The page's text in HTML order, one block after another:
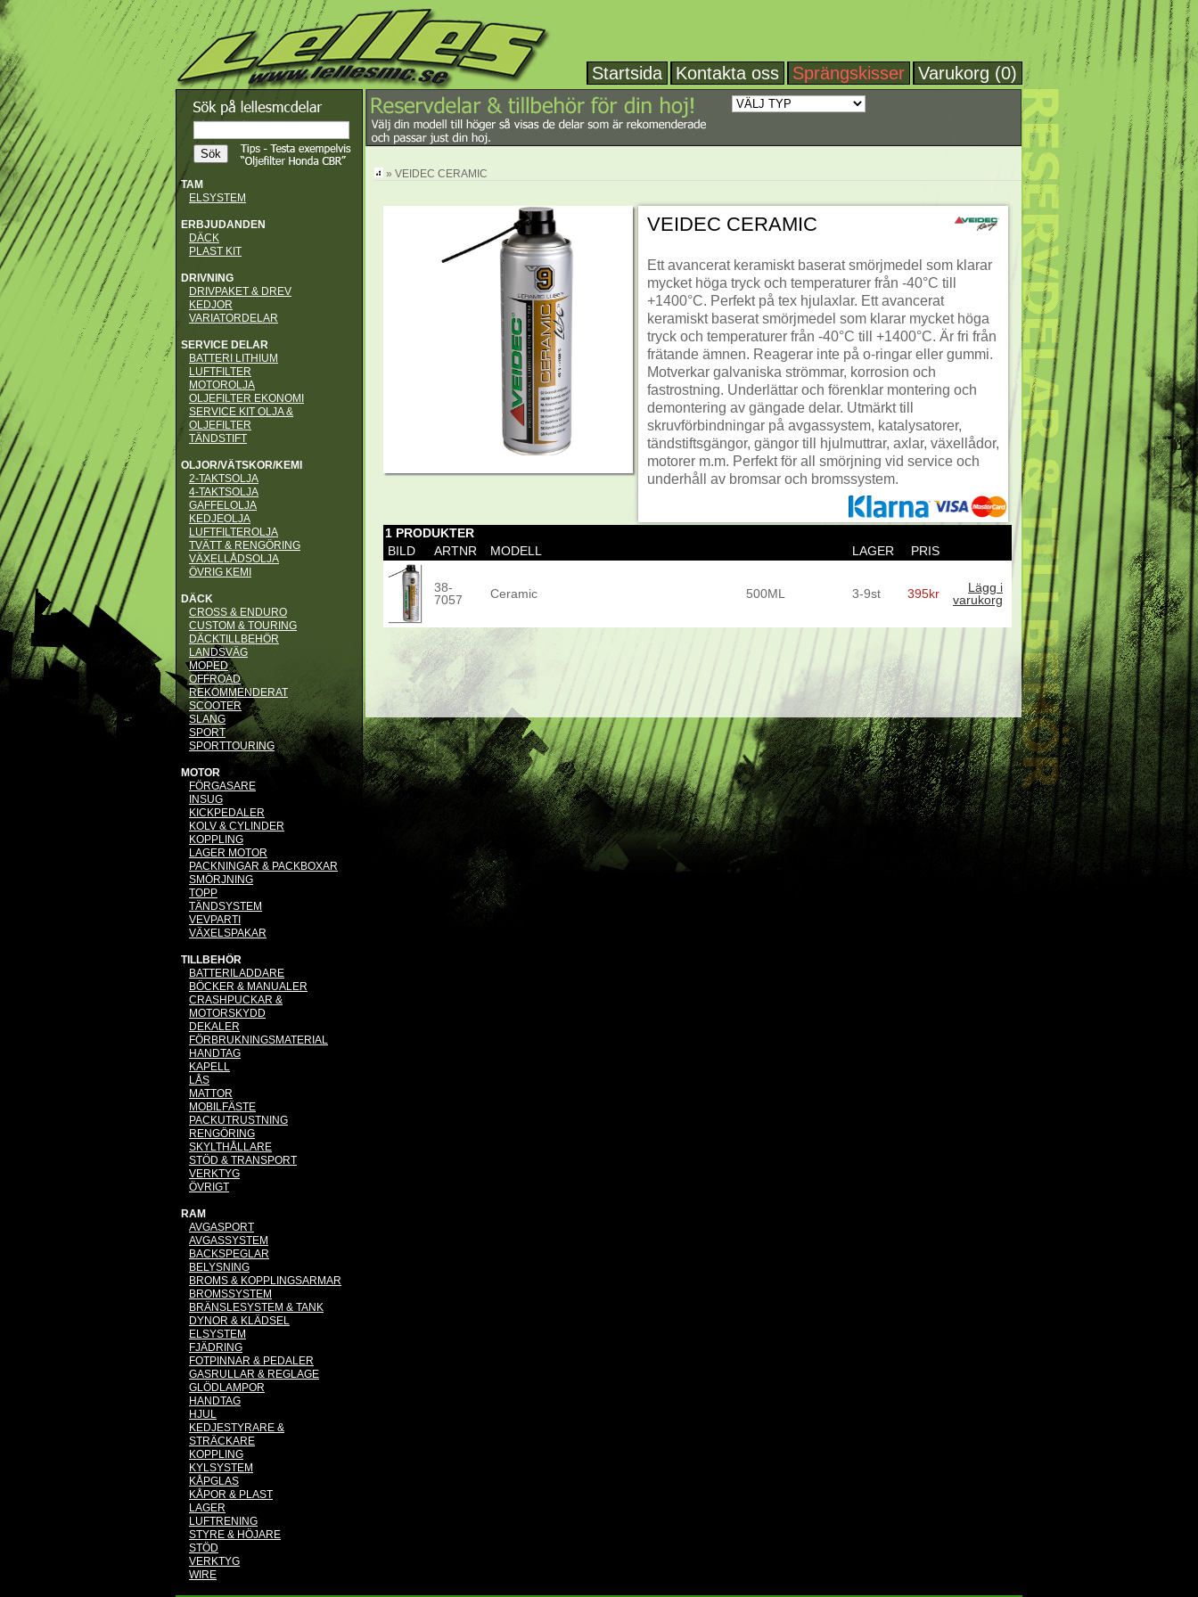
Startsida Kontakta oss Sprängskisser Varukorg (0)
TAM
ELSYSTEM
ERBJUDANDEN
DÄCK
PLAST KIT
DRIVNING
DRIVPAKET & DREV
KEDJOR
VARIATORDELAR
SERVICE DELAR
BATTERI LITHIUM
LUFTFILTER
MOTOROLJA
OLJEFILTER EKONOMI
SERVICE KIT OLJA &
OLJEFILTER
TÄNDSTIFT
OLJOR/VÄTSKOR/KEMI
2-TAKTSOLJA
4-TAKTSOLJA
GAFFELOLJA
KEDJEOLJA
LUFTFILTEROLJA
TVÄTT & RENGÖRING
VÄXELLÅDSOLJA
ÖVRIG KEMI
DÄCK
CROSS & ENDURO
CUSTOM & TOURING
DÄCKTILLBEHÖR
LANDSVÄG
MOPED
OFFROAD
REKOMMENDERAT
SCOOTER
SLANG
SPORT
SPORTTOURING
MOTOR
FÖRGASARE
INSUG
KICKPEDALER
KOLV & CYLINDER
KOPPLING
LAGER MOTOR
PACKNINGAR & PACKBOXAR
SMÖRJNING
TOPP
TÄNDSYSTEM
VEVPARTI
VÄXELSPAKAR
TILLBEHÖR
BATTERILADDARE
BÖCKER & MANUALER
CRASHPUCKAR &
MOTORSKYDD
DEKALER
FÖRBRUKNINGSMATERIAL
HANDTAG
KAPELL
LÅS
MATTOR
MOBILFÄSTE
PACKUTRUSTNING
RENGÖRING
SKYLTHÅLLARE
STÖD & TRANSPORT
VERKTYG
ÖVRIGT
RAM
AVGASPORT
AVGASSYSTEM
BACKSPEGLAR
BELYSNING
BROMS & KOPPLINGSARMAR
BROMSSYSTEM
BRÄNSLESYSTEM & TANK
DYNOR & KLÄDSEL
ELSYSTEM
FJÄDRING
FOTPINNAR & PEDALER
GASRULLAR & REGLAGE
GLÖDLAMPOR
HANDTAG
HJUL
KEDJESTYRARE &
STRÄCKARE
KOPPLING
KYLSYSTEM
KÅPGLAS
KÅPOR & PLAST
LAGER
LUFTRENING
STYRE & HÖJARE
STÖD
VERKTYG
WIRE
» VEIDEC CERAMIC
VEIDEC CERAMIC
Ett avancerat keramiskt baserat smörjmedel som klarar
mycket höga tryck och temperaturer från -40°C till
+1400°C. Perfekt på tex hjulaxlar. Ett avancerat
keramiskt baserat smörjmedel som klarar mycket höga
tryck och temperaturer från -40°C till +1400°C. Är fri från
frätande ämnen. Reagerar inte på o-ringar eller gummi.
Motverkar galvaniska strömmar, korrosion och
fastrostning. Underlättar och förenklar montering och
demontering av gängade delar. Utmärkt till
skruvförbindningar på avgassystem, katalysatorer,
tändstiftsgängor, gängor till hjulmuttrar, axlar, växellådor,
motorer m.m. Perfekt för all smörjning vid service och
underhåll av bromsar och bromssystem.
1 PRODUKTER
BILD
ARTNR MODELL LAGER PRIS
38-
7057
Ceramic 500ML 3-9st 395kr
Lägg i
varukorg